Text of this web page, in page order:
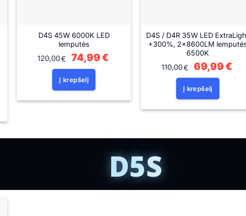
D4S 45W 6000K LED
lemputės
120,00€
Original
price
was:
120,00€.
74,99€
Į krepšelį
D4S / D4R 35W LED
+300%, 2x8600LM
6500K
110,00€
Original
price
was:
110,00€.
69,99€
Į krepšelį
D5S